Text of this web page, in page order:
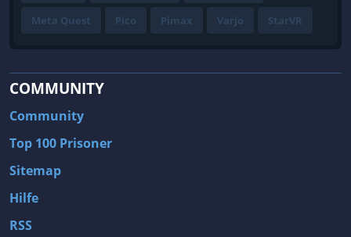
Meta Quest Pico Pimax Varjo StarVR
COMMUNITY
Community
Top 100 Prisoner
Sitemap
Hilfe
RSS